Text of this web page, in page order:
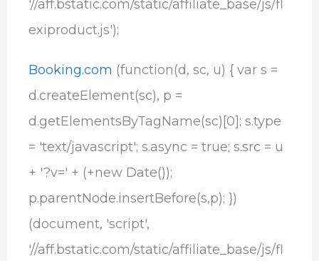
'//aff.bstatic.com/static/affiliate_base/js/fl
exiproduct.js');
Booking.com (function(d, sc, u) { var s =
d.createElement(sc), p =
d.getElementsByTagName(sc)[0]; s.type
= 'text/javascript'; s.async = true; s.src = u
+ '?v=' + (+new Date());
p.parentNode.insertBefore(s,p); })
(document, 'script',
'//aff.bstatic.com/static/affiliate_base/js/fl